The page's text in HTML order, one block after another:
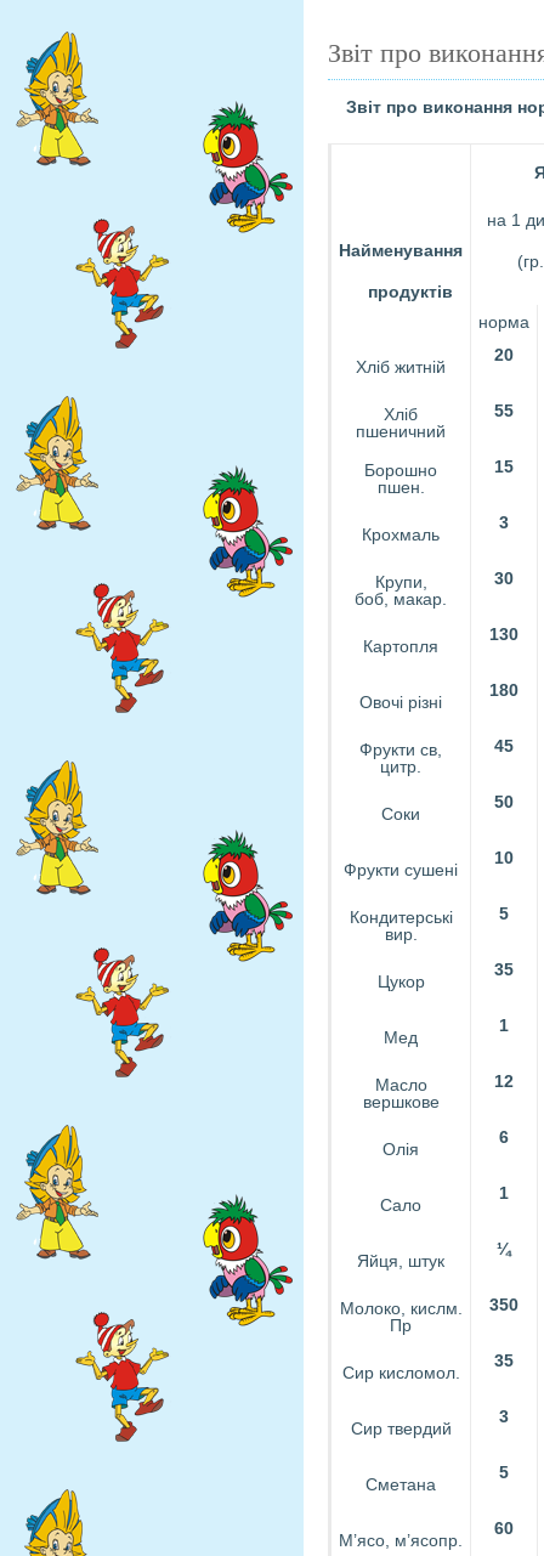
Звіт про
Звіт про виконання
Найменування
продуктів
на 1
норма
Хліб житній
20
Хліб
пшеничний
55
Борошно
пшен.
15
Крохмаль
3
Крупи,
боб, макар.
30
Картопля
130
Овочі різні
180
Фрукти св,
цитр.
45
Соки
50
Фрукти сушені
10
Кондитерські
вир.
5
Цукор
35
Мед
1
Масло
вершкове
12
Олія
6
Сало
1
Яйця, штук
¼
Молоко, кислм.
Пр
350
Сир кисломол.
35
Сир твердий
3
Сметана
5
М’ясо, м’ясопр.
60